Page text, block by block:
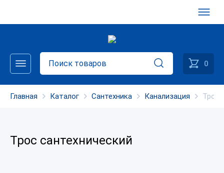
0
Главная Каталог Сантехника Канализация Трос
Трос сантехнический